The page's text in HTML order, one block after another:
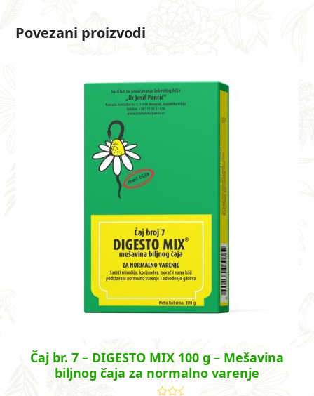
Povezani proizvodi
Čaj br. 7 – DIGESTO MIX 100 g – Mešavina
biljnog čaja za normalno varenje